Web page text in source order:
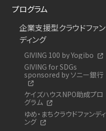
プログラム
企業支援型クラウドファン
ディング
GIVING 100 by Yogibo
GIVING for SDGs
sponsored by ソニー銀行
ケイズハウスNPO助成プロ
グラム
ゆめ・まちクラウドファンディ
ング